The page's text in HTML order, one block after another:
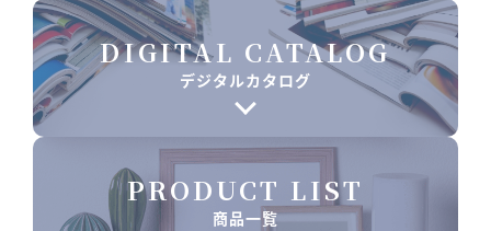
DIGITAL CATALOG
デジタルカタログ
PRODUCT LIST
商品一覧